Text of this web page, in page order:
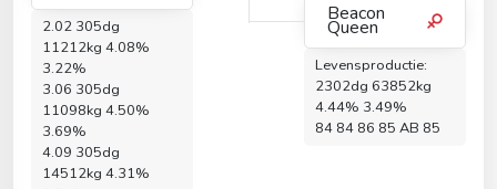
2.02 305dg
11212kg 4.08%
3.22%
3.06 305dg
11098kg 4.50%
3.69%
4.09 305dg
14512kg 4.31%
Beacon
Queen
Levensproductie:
2302dg 63852kg
4.44% 3.49%
84 84 86 85 AB 85